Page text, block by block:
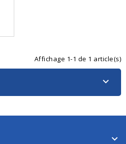
Affichage 1-1 de 1 article(s)

